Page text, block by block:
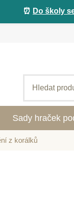
⏰ Do školy
Sady hraček
z korálků